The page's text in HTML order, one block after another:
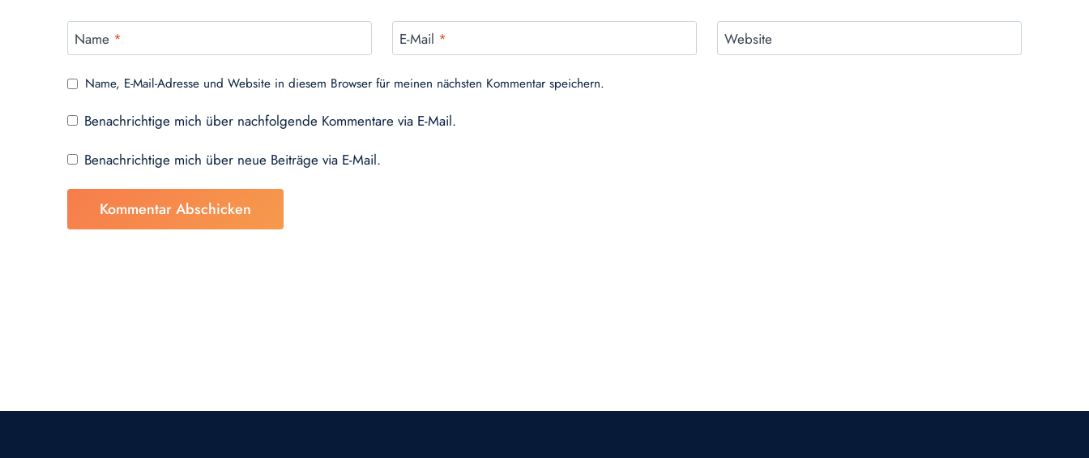
Name * E-Mail * Website
Name, E-Mail-Adresse und Website in diesem Browser für meinen nächsten Kommentar speichern.
Benachrichtige mich über nachfolgende Kommentare via E-Mail.
Benachrichtige mich über neue Beiträge via E-Mail.